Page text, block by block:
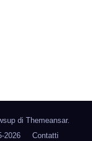
di Themeansar.
2026 Contatti